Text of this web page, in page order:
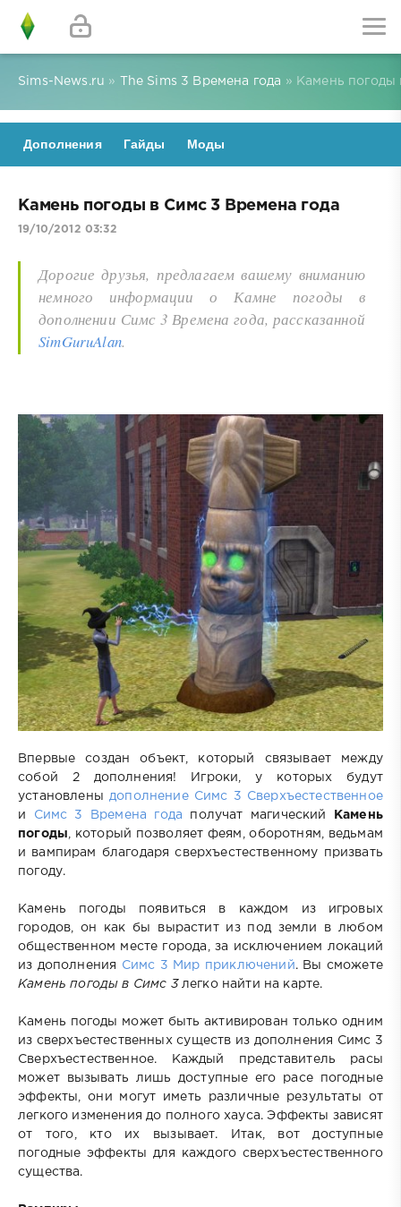
Sims-News.ru » The Sims 3 Времена года » Камень погоды
Дополнения Гайды Моды
Камень погоды в Симс 3 Времена года
19/10/2012 03:32
Дорогие друзья, предлагаем вашему вниманию
немного информации о Камне погоды в
дополнении Симс 3 Времена года, рассказанной
SimGuruAlan.
Впервые создан объект, который связывает между
собой 2 дополнения! Игроки, у которых будут
установлены дополнение Симс 3 Сверхъестественное
и
Симс 3 Времена года получат магический
Камень
погоды , который позволяет феям, оборотням, ведьмам
и вампирам благодаря сверхъестественному призвать
погоду.
Камень погоды появиться в каждом из игровых
городов, он как бы вырастит из под земли в любом
общественном месте города, за исключением локаций
из дополнения
Симс 3 Мир приключений. Вы сможете
Камень погоды в Симс 3легко найти на карте.
Камень погоды может быть активирован только одним
из сверхъестественных существ из дополнения Симс 3
Сверхъестественное. Каждый представитель расы
может вызывать лишь доступные его расе погодные
эффекты, они могут иметь различные результаты от
легкого изменения до полного хауса. Эффекты зависят
от того, кто их вызывает. Итак, вот доступные
погодные эффекты для каждого сверхъестественного
существа.